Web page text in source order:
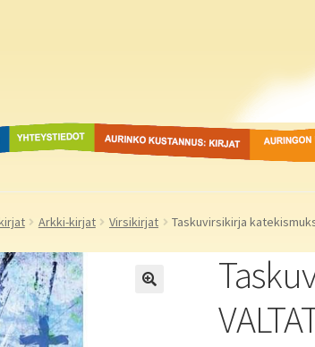
Yhteystiedot Aurinko Kustannus: kirjat Auringon
Arkki-kirjat Virsikirjat Taskuvirsikirja